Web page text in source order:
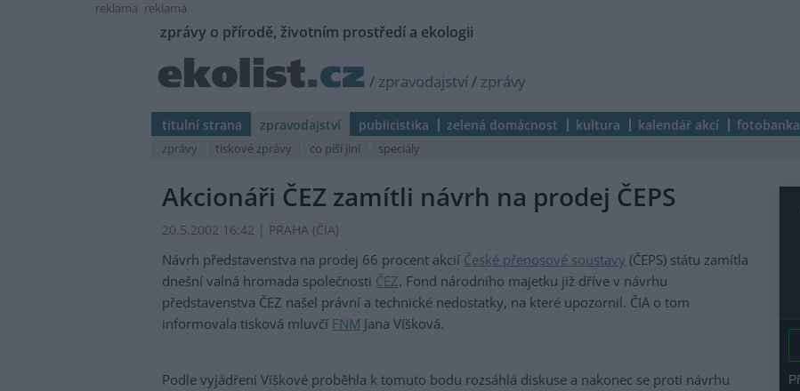
reklama reklama
zprávy o přírodě, životním prostředí a ekologii
/ zpravodajství/ zprávy
titulní strana zpravodajství publicistika zelená domácnost kultura kalendář akcí fotobanka
zprávy tiskové zprávy co píší jiní speciály
Akcionáři ČEZ zamítli návrh na prodej ČEPS
20.5.2002 16:42 | PRAHA (ČIA)
Návrh představenstva na prodej 66 procent akcií České přenosové soustavy (ČEPS) státu zamítla
dnešní valná hromada společnosti ČEZ. Fond národního majetku již dříve v návrhu
představenstva ČEZ našel právní a technické nedostatky, na které upozornil. ČIA o tom
informovala tisková mluvčí FNM Jana Víšková.
Podle vyjádření Víškové proběhla k tomuto bodu rozsáhlá diskuse a nakonec se proti návrhu